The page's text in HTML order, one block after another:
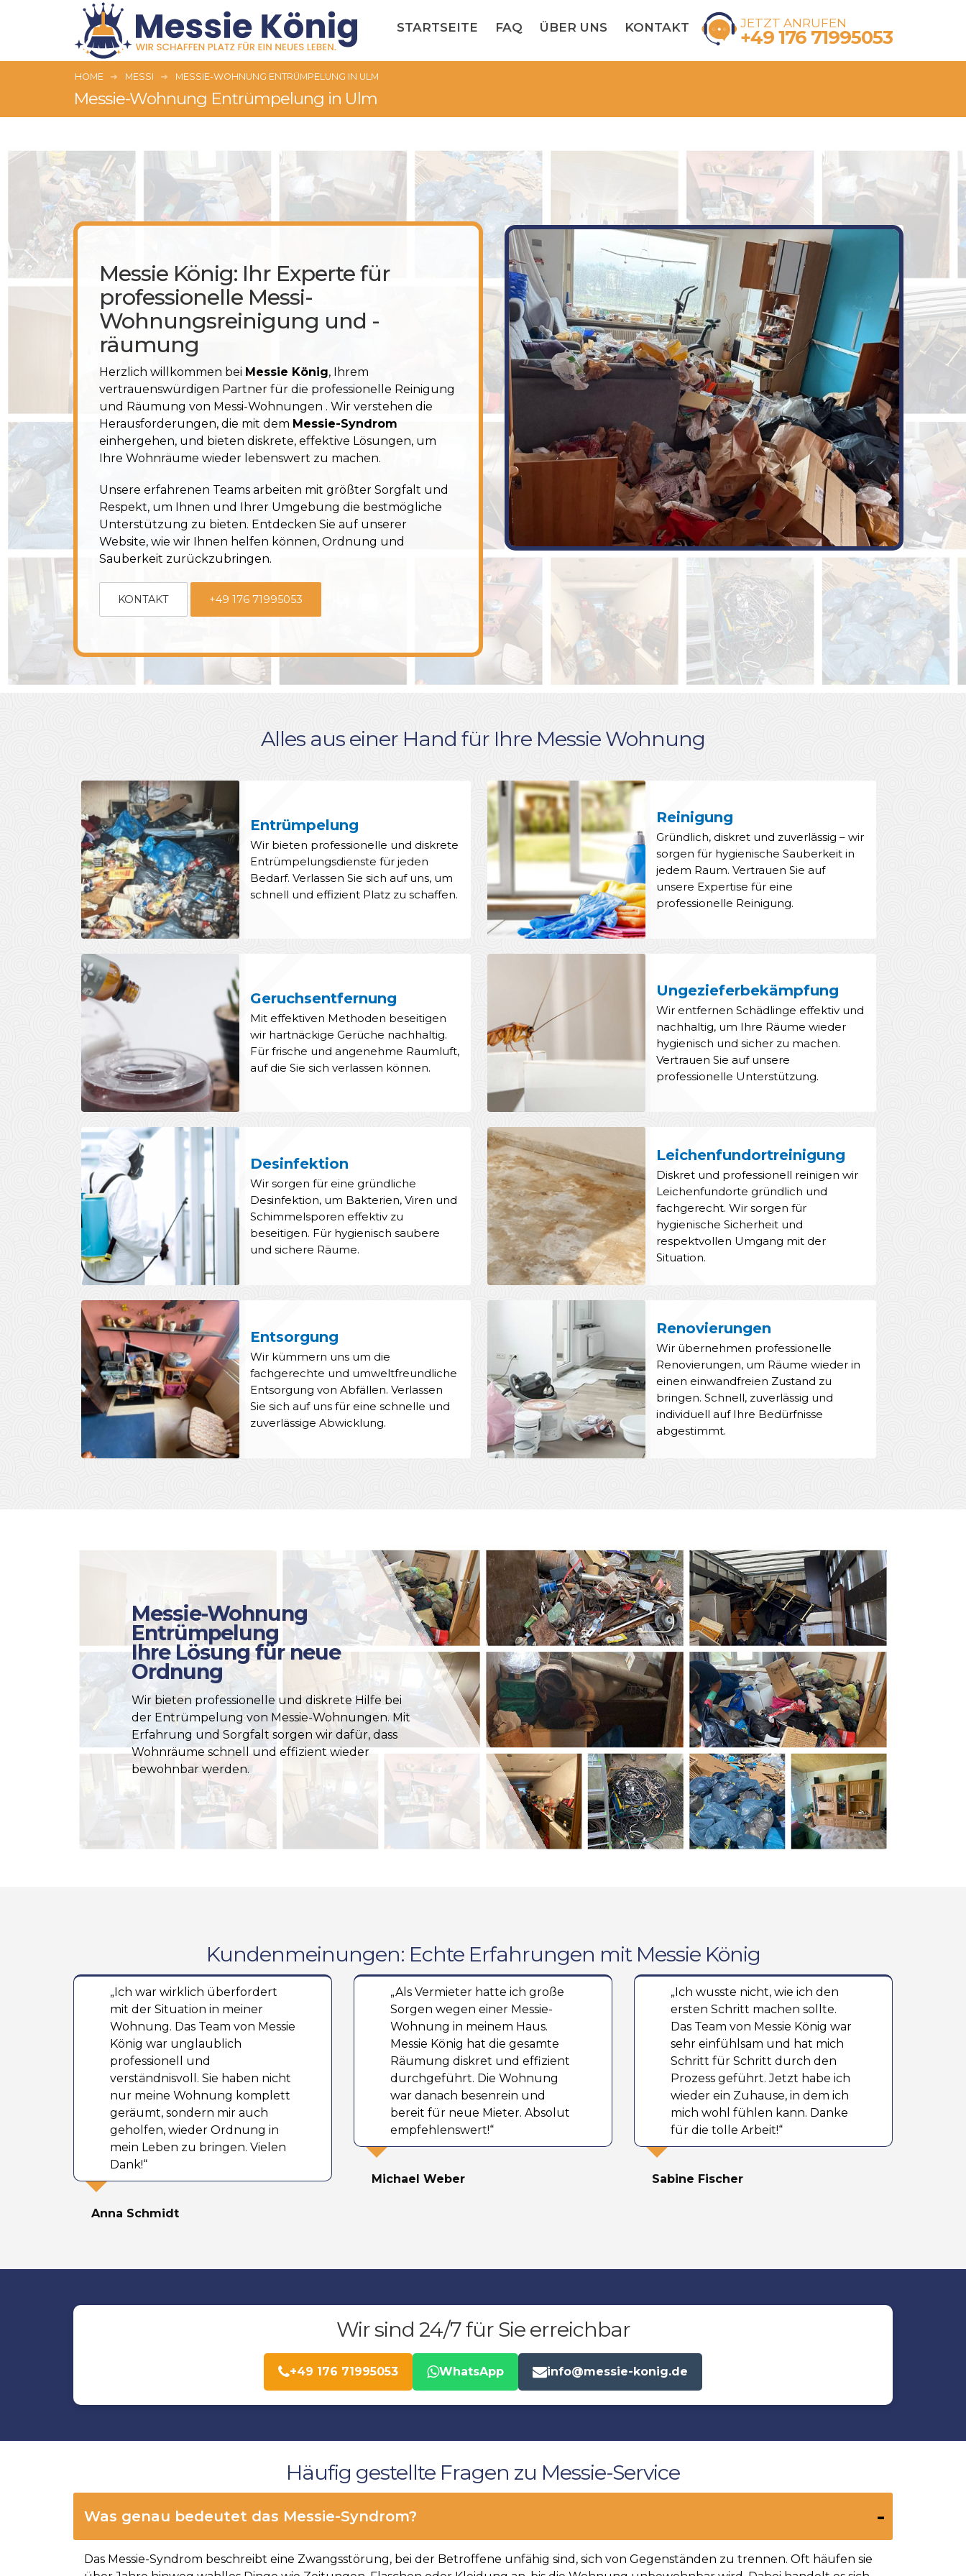
STARTSEITE FAQ ÜBER UNS KONTAKT JETZT ANRUFEN
+49 176 71995053
HOME MESSI MESSIE-WOHNUNG ENTRÜMPELUNG IN ULM
Messie-Wohnung Entrümpelung in Ulm
Messie König: Ihr Experte für
professionelle Messi-
Wohnungsreinigung und -
räumung
Herzlich willkommen bei Messie König, Ihrem
vertrauenswürdigen Partner für die professionelle Reinigung
und Räumung von Messi-Wohnungen . Wir verstehen die
Herausforderungen, die mit dem Messie-Syndrom
einhergehen, und bieten diskrete, effektive Lösungen, um
Ihre Wohnräume wieder lebenswert zu machen.
Unsere erfahrenen Teams arbeiten mit größter Sorgfalt und
Respekt, um Ihnen und Ihrer Umgebung die bestmögliche
Unterstützung zu bieten. Entdecken Sie auf unserer
Website, wie wir Ihnen helfen können, Ordnung und
Sauberkeit zurückzubringen.
KONTAKT +49 176 71995053
Alles aus einer Hand für Ihre Messie Wohnung
Entrümpelung
Wir bieten professionelle und diskrete
Entrümpelungsdienste für jeden
Bedarf. Verlassen Sie sich auf uns, um
schnell und effizient Platz zu schaffen.
Reinigung
Gründlich, diskret und zuverlässig – wir
sorgen für hygienische Sauberkeit in
jedem Raum. Vertrauen Sie auf
unsere Expertise für eine
professionelle Reinigung.
Geruchsentfernung
Mit effektiven Methoden beseitigen
wir hartnäckige Gerüche nachhaltig.
Für frische und angenehme Raumluft,
auf die Sie sich verlassen können.
Ungezieferbekämpfung
Wir entfernen Schädlinge effektiv und
nachhaltig, um Ihre Räume wieder
hygienisch und sicher zu machen.
Vertrauen Sie auf unsere
professionelle Unterstützung.
Desinfektion
Wir sorgen für eine gründliche
Desinfektion, um Bakterien, Viren und
Schimmelsporen effektiv zu
beseitigen. Für hygienisch saubere
und sichere Räume.
Leichenfundortreinigung
Diskret und professionell reinigen wir
Leichenfundorte gründlich und
fachgerecht. Wir sorgen für
hygienische Sicherheit und
respektvollen Umgang mit der
Situation.
Entsorgung
Wir kümmern uns um die
fachgerechte und umweltfreundliche
Entsorgung von Abfällen. Verlassen
Sie sich auf uns für eine schnelle und
zuverlässige Abwicklung.
Renovierungen
Wir übernehmen professionelle
Renovierungen, um Räume wieder in
einen einwandfreien Zustand zu
bringen. Schnell, zuverlässig und
individuell auf Ihre Bedürfnisse
abgestimmt.
Messie-Wohnung
Entrümpelung
Ihre Lösung für neue
Ordnung
Wir bieten professionelle und diskrete Hilfe bei
der Entrümpelung von Messie-Wohnungen. Mit
Erfahrung und Sorgfalt sorgen wir dafür, dass
Wohnräume schnell und effizient wieder
bewohnbar werden.
Kundenmeinungen: Echte Erfahrungen mit Messie König
„Ich war wirklich überfordert
mit der Situation in meiner
Wohnung. Das Team von Messie
König war unglaublich
professionell und
verständnisvoll. Sie haben nicht
nur meine Wohnung komplett
geräumt, sondern mir auch
geholfen, wieder Ordnung in
mein Leben zu bringen. Vielen
Dank!“
Anna Schmidt
„Als Vermieter hatte ich große
Sorgen wegen einer Messie-
Wohnung in meinem Haus.
Messie König hat die gesamte
Räumung diskret und effizient
durchgeführt. Die Wohnung
war danach besenrein und
bereit für neue Mieter. Absolut
empfehlenswert!“
Michael Weber
„Ich wusste nicht, wie ich den
ersten Schritt machen sollte.
Das Team von Messie König war
sehr einfühlsam und hat mich
Schritt für Schritt durch den
Prozess geführt. Jetzt habe ich
wieder ein Zuhause, in dem ich
mich wohl fühlen kann. Danke
für die tolle Arbeit!“
Sabine Fischer
Wir sind 24/7 für Sie erreichbar
+49 176 71995053 WhatsApp info@messie-konig.de
Häufig gestellte Fragen zu Messie-Service
Was genau bedeutet das Messie-Syndrom?
Das Messie-Syndrom beschreibt eine Zwangsstörung, bei der Betroffene unfähig sind, sich von Gegenständen zu trennen. Oft häufen sie